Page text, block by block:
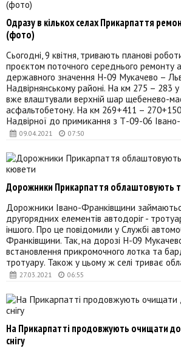
09.04.2021 07:50
Одразу в кількох селах Прикарпаття
(фото)
Сьогодні, 9 квітня, тривають планові
проєктом поточного середнього ремонту
державного значення Н-09 Мукачево –
Надвірнянському районі. На км 275 – 283 у
вже влаштували верхній шар щебенево-
асфальтобетону. На км 269+411 –
Надвірної до примикання з Т-09-06 Івано-
27.03.2021 06:55
Дорожники Прикарпаття облаштовують
Дорожники Івано-Франківщини
другорядних елементів автодоріг -
іншого. Про це повідомили у Службі
Франківщини. Так, на дорозі Н-09 Мукачево
встановлення прикромочного лотка та
тротуару. Також у цьому ж селі триває
На Прикарпатті продовжують очищати
снігу